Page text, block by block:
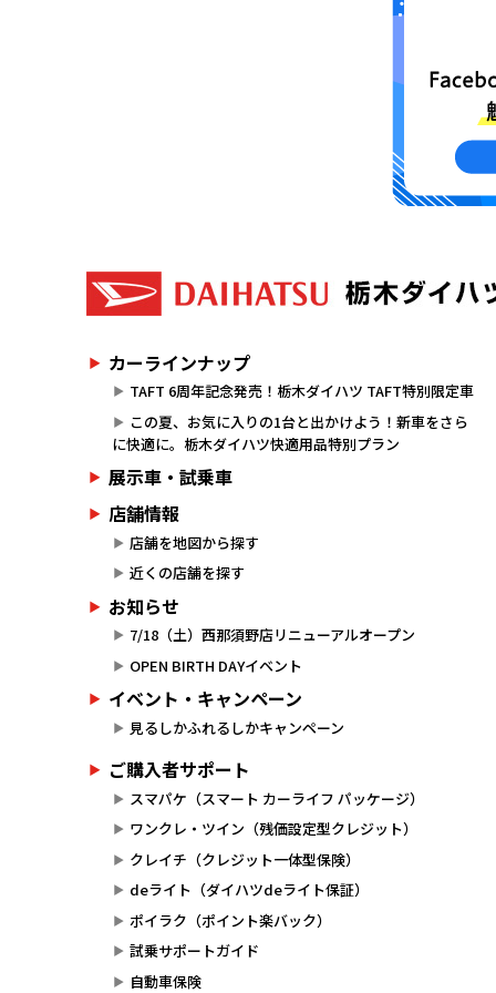
カーラインナップ
TAFT 6周年記念発売！栃木ダイハツ TAFT特別限定車
この夏、お気に入りの1台と出かけよう！新車をさら
に快適に。栃木ダイハツ快適用品特別プラン
展示車・試乗車
店舗情報
店舗を地図から探す
近くの店舗を探す
お知らせ
7/18（土）西那須野店リニューアルオープン
OPEN BIRTH DAYイベント
イベント・キャンペーン
見るしかふれるしかキャンペーン
ご購入者サポート
スマパケ（スマート カーライフ パッケージ）
ワンクレ・ツイン（残価設定型クレジット）
クレイチ（クレジット一体型保険）
deライト（ダイハツdeライト保証）
ポイラク（ポイント楽バック）
試乗サポートガイド
自動車保険